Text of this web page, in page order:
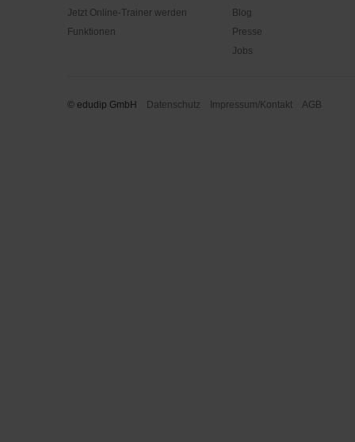
Jetzt Online-Trainer werden
Funktionen
Blog
Presse
Jobs
© edudip GmbH Datenschutz Impressum/Kontakt AGB